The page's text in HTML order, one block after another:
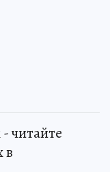
читайте
в